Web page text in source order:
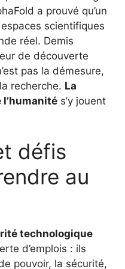
a prouvé qu’un
scientifiques
réel. Demis
de découverte
pas la démesure,
recherche. La
l’humanité s’y jouent
défis
au
technologique
d’emplois : ils
pouvoir, la sécurité,